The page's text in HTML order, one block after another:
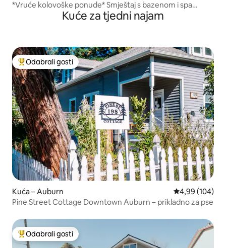
*Vruće kolovoške ponude* Smještaj s bazenom i spa
Kuće za tjedni najam
Među najviše rangiranima s oznakom „Odabrali gosti”
Odabrali gosti
Kuća – Auburn Prosječna
4,99 (104)
Pine Street Cottage Downtown Auburn – prikladno za pse
Među najviše rangiranima s oznakom „Odabrali gosti”
Odabrali gosti